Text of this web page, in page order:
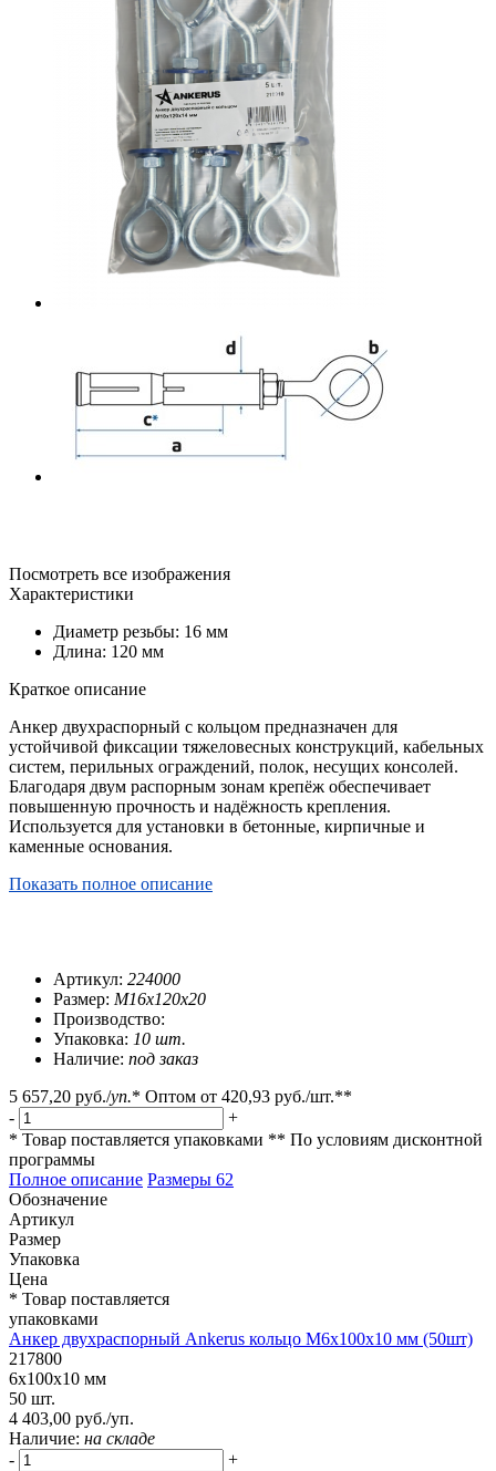
Посмотреть все изображения
Характеристики
Диаметр резьбы: 16 мм
Длина: 120 мм
Краткое описание
Анкер двухраспорный с кольцом предназначен для
устойчивой фиксации тяжеловесных конструкций, кабельных
систем, перильных ограждений, полок, несущих консолей.
Благодаря двум распорным зонам крепёж обеспечивает
повышенную прочность и надёжность крепления.
Используется для установки в бетонные, кирпичные и
каменные основания.
Показать полное описание
Артикул: 224000
Размер: М16х120х20
Производство:
Упаковка: 10 шт.
Наличие: под заказ
5 657,20 руб./уп.* Оптом от 420,93 руб./шт.**
-
+
* Товар поставляется упаковками ** По условиям дисконтной
программы
Полное описание Размеры 62
Обозначение
Артикул
Размер
Упаковка
Цена
* Товар поставляется
упаковками
Анкер двухраспорный Ankerus кольцо М6х100х10 мм (50шт)
217800
6х100х10 мм
50 шт.
4 403,00 руб./уп.
Наличие: на складе
-
+